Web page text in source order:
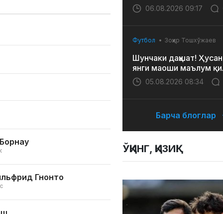
Гнонто
06.08.2026 09:17
Футбол Зоҳир Тошхўжаев
Шунчаки даҳшат!
янги маоши маълум
05.08.2026 08:34
Барча блоглар
ЎҚИНГ, ҚИЗИҚ!